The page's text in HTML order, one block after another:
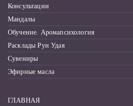
Консультации
Мандалы
Обучение. Аромапсихология
Расклады Рун Удая
Сувениры
Эфирные масла
ГЛАВНАЯ